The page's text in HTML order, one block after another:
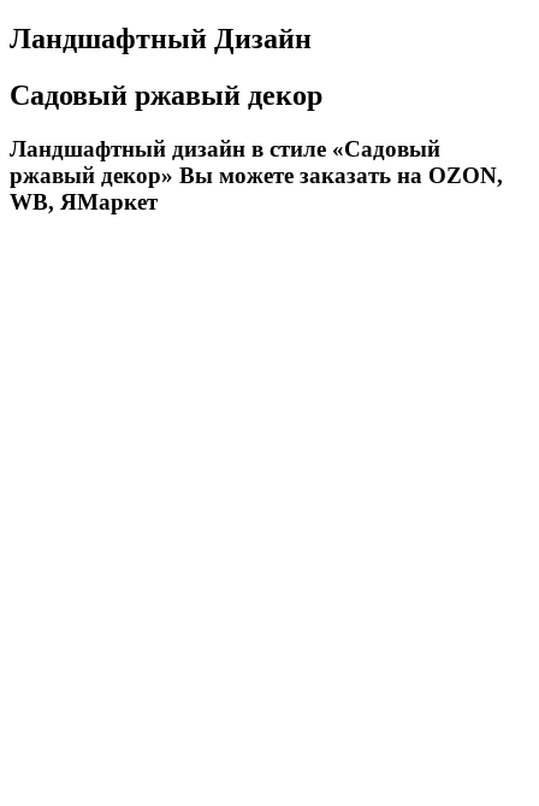
Ландшафтный Дизайн
Садовый ржавый декор
Ландшафтный дизайн в стиле «Садовый
ржавый декор» Вы можете заказать на OZON,
WB, ЯМаркет